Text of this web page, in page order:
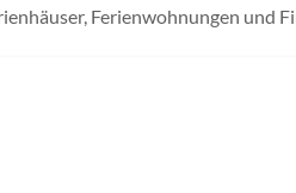
Ferienwohnungen und